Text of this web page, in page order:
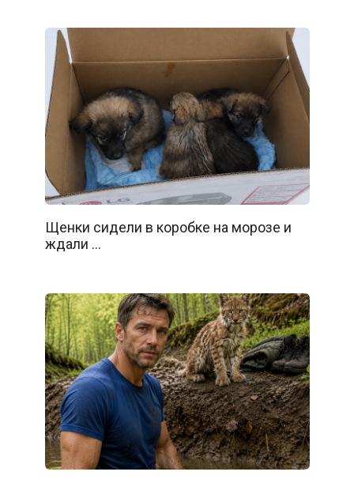
Щенки сидели в коробке на морозе и
ждали …